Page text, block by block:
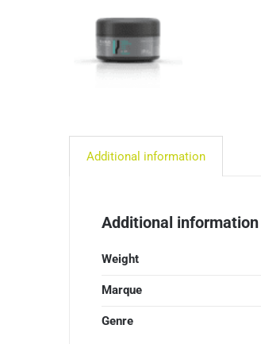
Additional information
Additional information
Weight
Marque
Genre